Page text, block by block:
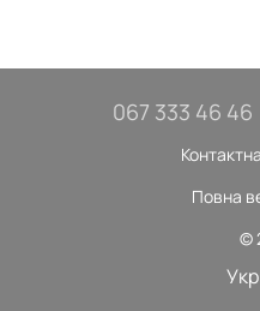
067 333 46 46
Повна
©
Укр